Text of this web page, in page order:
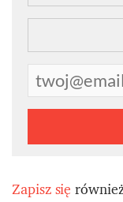
Zapisz się